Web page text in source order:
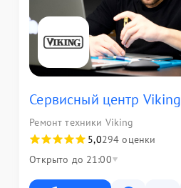
Сервисный центр Viking
Ремонт техники Viking
5,0294 оценки
Открыто до 21:00